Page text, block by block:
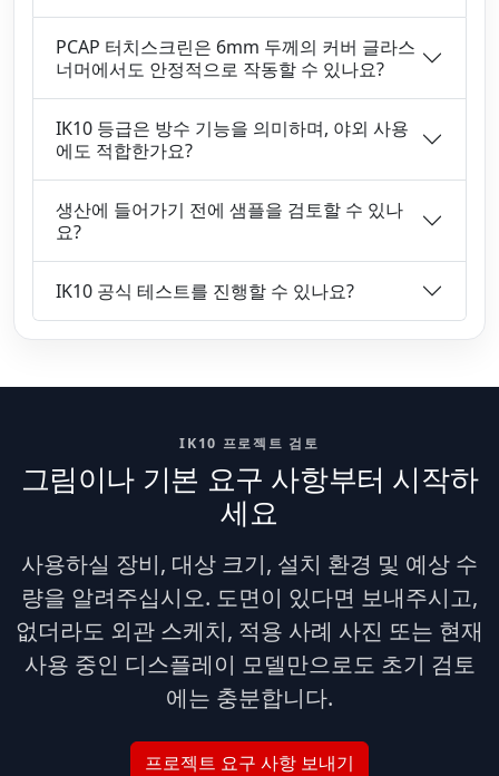
PCAP 터치스크린은 6mm 두께의 커버 글라스
너머에서도 안정적으로 작동할 수 있나요?
IK10 등급은 방수 기능을 의미하며, 야외 사용
에도 적합한가요?
생산에 들어가기 전에 샘플을 검토할 수 있나
요?
IK10 공식 테스트를 진행할 수 있나요?
IK10 프로젝트 검토
그림이나 기본 요구 사항부터 시작하
세요
사용하실 장비, 대상 크기, 설치 환경 및 예상 수
량을 알려주십시오. 도면이 있다면 보내주시고,
없더라도 외관 스케치, 적용 사례 사진 또는 현재
사용 중인 디스플레이 모델만으로도 초기 검토
에는 충분합니다.
프로젝트 요구 사항 보내기